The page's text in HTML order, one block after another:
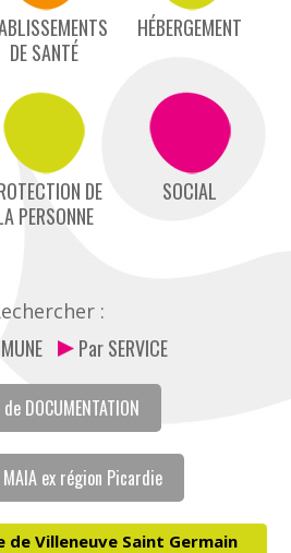
DE SANTÉ
HÉBERGEMENT
DE
PERSONNE
SOCIAL
:
Par SERVICE
DOCUMENTATION
ex région Picardie
de Villeneuve Saint Germain